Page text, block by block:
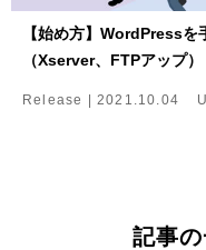
【始め方】WordPress
（Xserver、FTPアップ）
Release | 2021.10.04
記事の